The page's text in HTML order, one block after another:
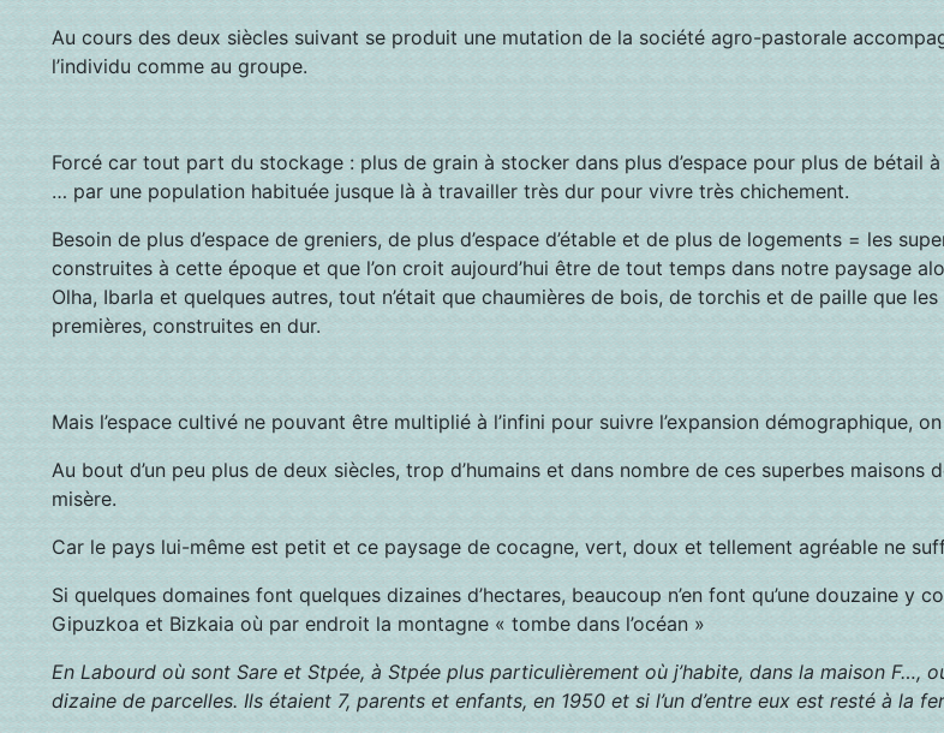
Au cours des deux siècles suivant se produit une mutation de la société agro-pastorale
l’individu comme au groupe.
Forcé car tout part du stockage : plus de grain à stocker dans plus d’espace pour plus de bétail
… par une population habituée jusque là à travailler très dur pour vivre très chichement.
Besoin de plus d’espace de greniers, de plus d’espace d’étable et de plus de logements = les
construites à cette époque et que l’on croit aujourd’hui être de tout temps dans notre paysage
Olha, Ibarla et quelques autres, tout n’était que chaumières de bois, de torchis et de paille que
premières, construites en dur.
Mais l’espace cultivé ne pouvant être multiplié à l’infini pour suivre l’expansion démographique,
Au bout d’un peu plus de deux siècles, trop d’humains et dans nombre de ces superbes
misère.
Car le pays lui-même est petit et ce paysage de cocagne, vert, doux et tellement agréable ne
Si quelques domaines font quelques dizaines d’hectares, beaucoup n’en font qu’une douzaine
Gipuzkoa et Bizkaia où par endroit la montagne « tombe dans l’océan »
En Labourd où sont Sare et Stpée, à Stpée plus particulièrement où j’habite, dans la maison
dizaine de parcelles. Ils étaient 7, parents et enfants, en 1950 et si l’un d’entre eux est resté à la